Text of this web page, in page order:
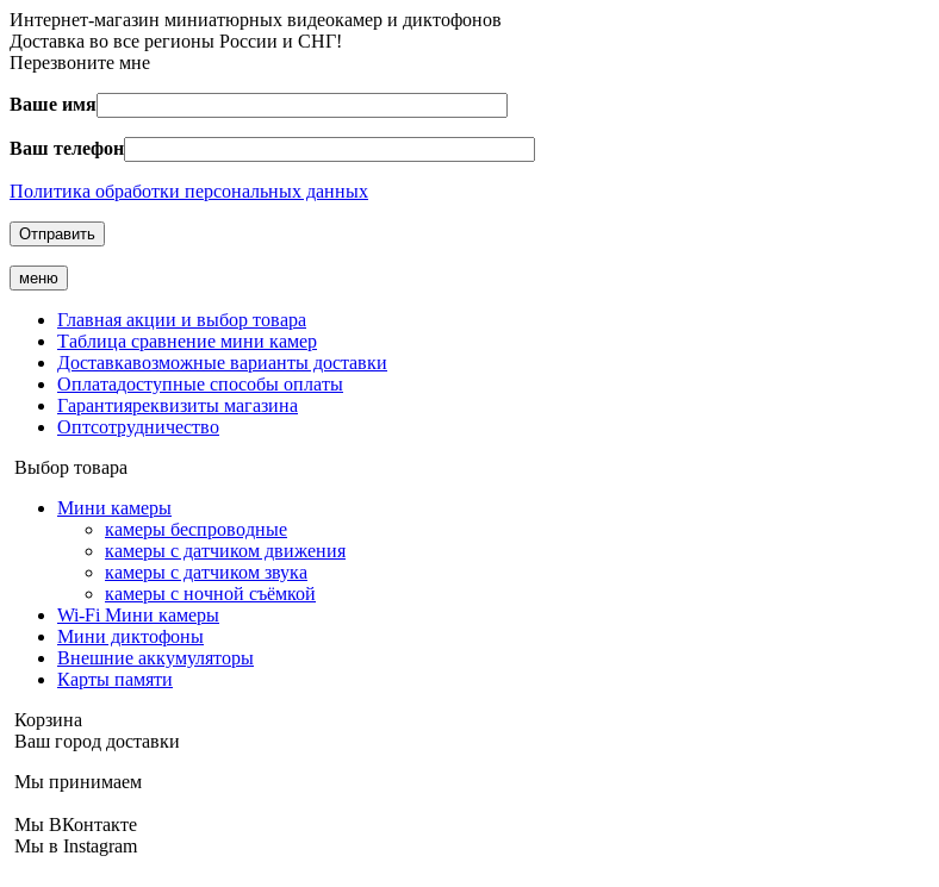
Интернет-магазин миниатюрных видеокамер и диктофонов
Доставка во все регионы России и СНГ!
Перезвоните мне
Ваше имя
Ваш телефон
Политика обработки персональных данных
меню
Главная акции и выбор товара
Таблица сравнение мини камер
Доставкавозможные варианты доставки
Оплатадоступные способы оплаты
Гарантияреквизиты магазина
Оптсотрудничество
Выбор товара
Мини камеры
камеры беспроводные
камеры с датчиком движения
камеры с датчиком звука
камеры с ночной съёмкой
Wi-Fi Мини камеры
Мини диктофоны
Внешние аккумуляторы
Карты памяти
Корзина
Ваш город доставки
Мы принимаем
Мы ВКонтакте
Мы в Instagram